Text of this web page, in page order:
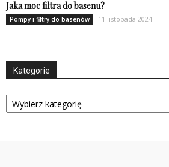
Jaka moc filtra do basenu?
Pompy i filtry do basenów 11 listopada 2024
Kategorie
Kategorie